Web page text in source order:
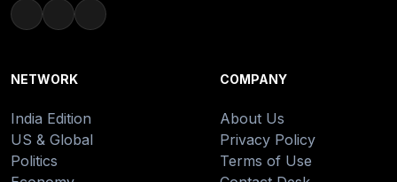
NETWORK
India Edition
US & Global
Politics
COMPANY
About Us
Privacy Policy
Terms of Use